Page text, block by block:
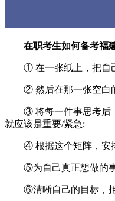
在职考生如何备考福
① 在一张纸上，把自己
② 然后在那一张空白
③ 将每一件事思考后，
就应该是重要/紧急;
④ 根据这个矩阵，安排
⑤为自己真正想做的事
⑥清晰自己的目标，拒